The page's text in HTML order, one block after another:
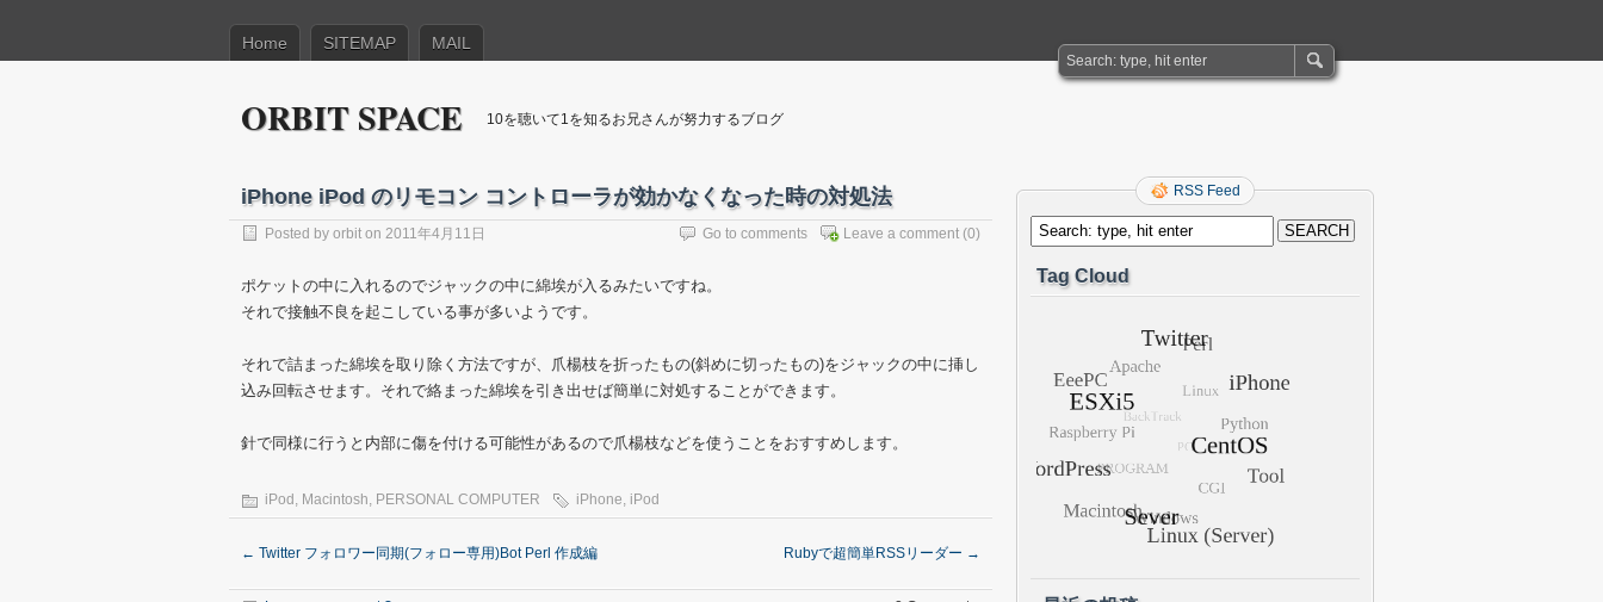
Home SITEMAP MAIL
ORBIT SPACE 10を聴いて1を知るお兄さんが努力するブログ
iPhone iPod のリモコン コントローラが効かなくなった時の対処法
Posted by orbit on 2011年4月11日 Leave a comment (0)
Go to comments
ポケットの中に入れるのでジャックの中に綿埃が入るみたいですね。
それで接触不良を起こしている事が多いようです。
それで詰まった綿埃を取り除く方法ですが、爪楊枝を折ったもの(斜めに切ったもの)をジャックの中に挿し
込み回転させます。それで絡まった綿埃を引き出せば簡単に対処することができます。
針で同様に行うと内部に傷を付ける可能性があるので爪楊枝などを使うことをおすすめします。
iPod , Macintosh, PERSONAL COMPUTER iPhone, iPod
← Twitter フォロワー同期(フォロー専用)Bot Perl 作成編 Rubyで超簡単RSSリーダー →
RSS Feed
Tag Cloud